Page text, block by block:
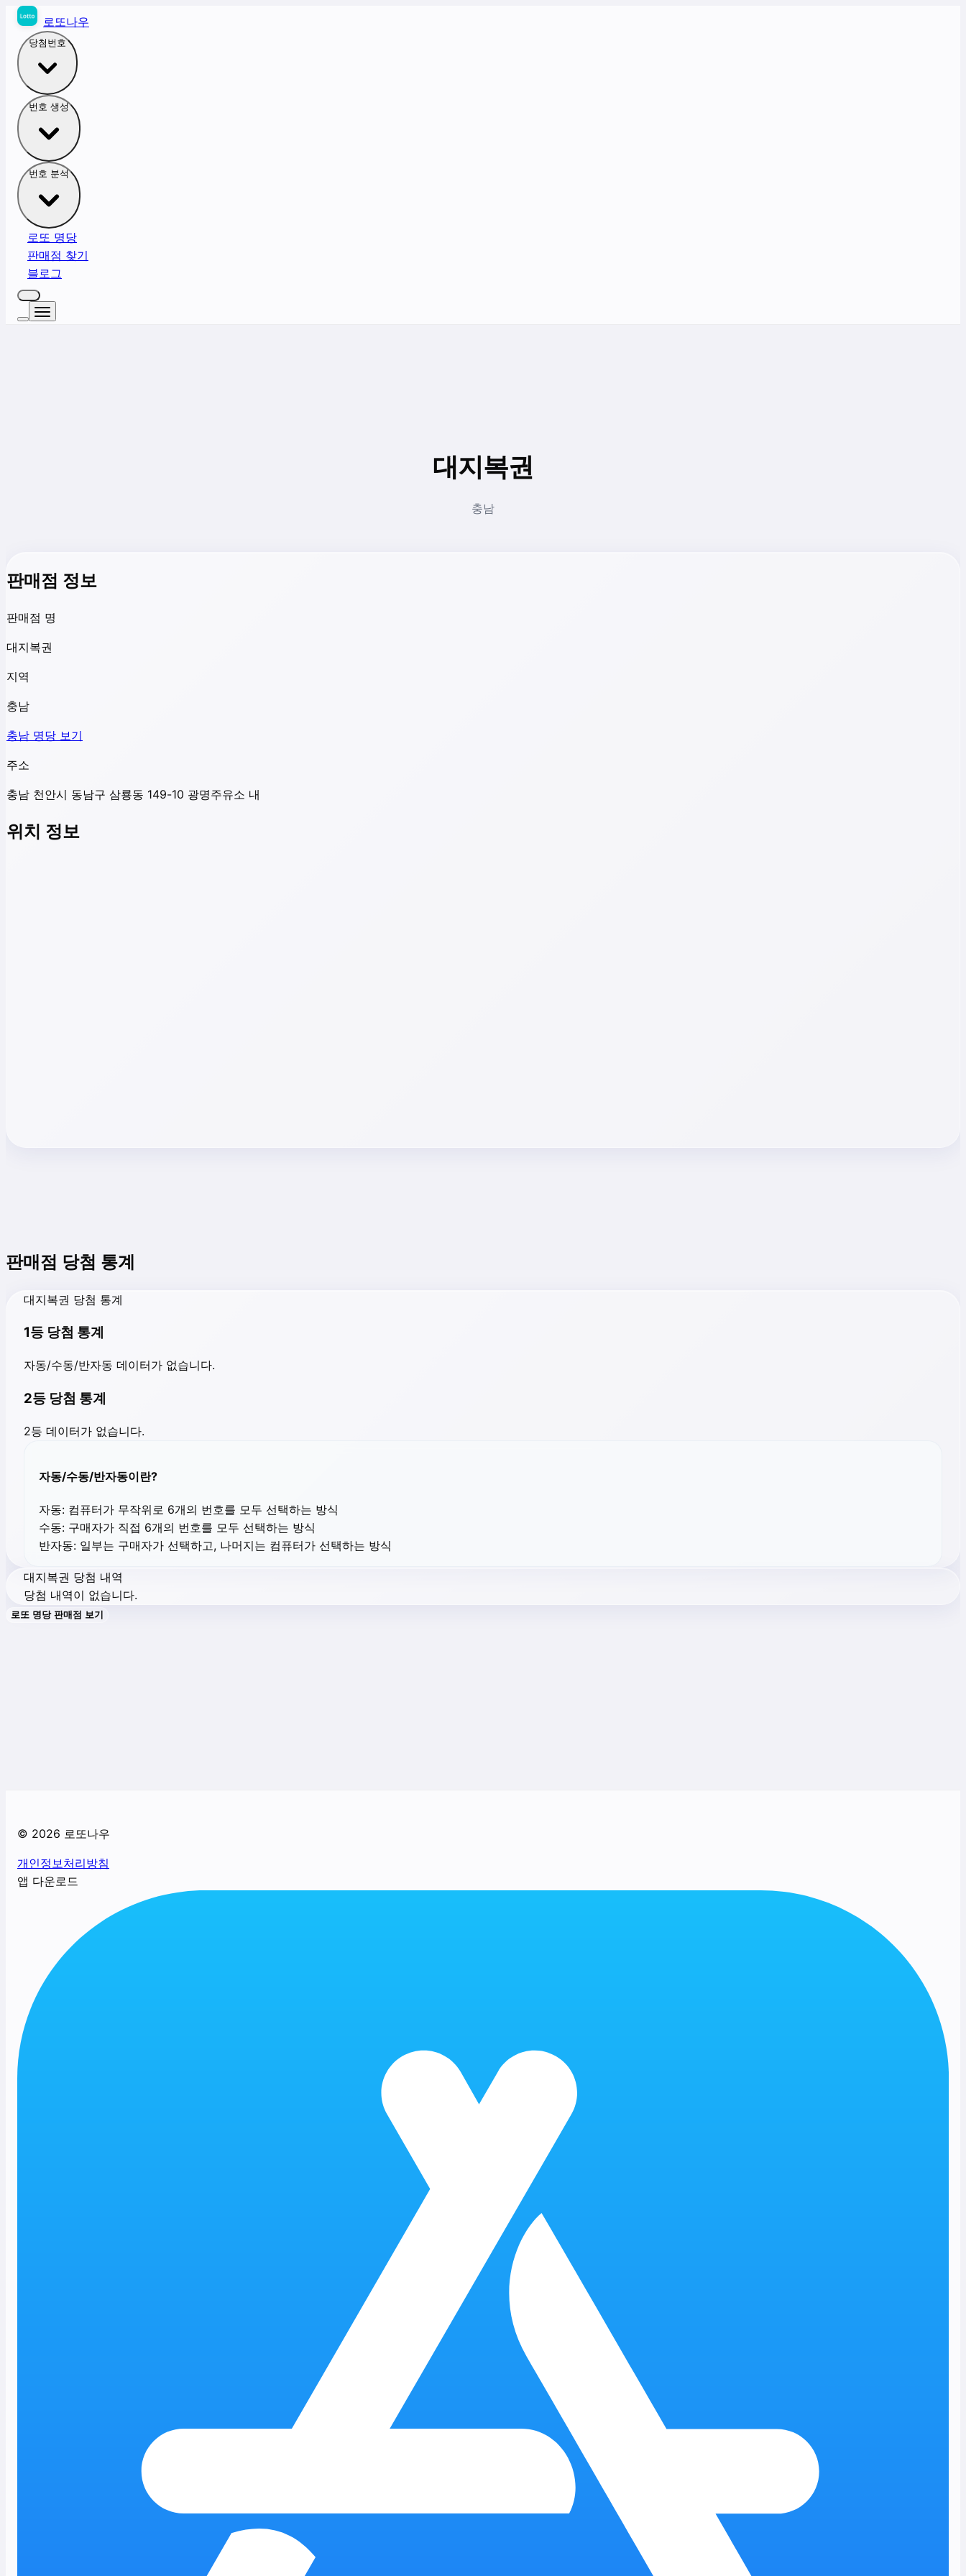
로또나우
당첨번호
번호 생성
번호 분석
로또 명당
판매점 찾기
블로그
대지복권
충남
판매점 정보
판매점 명
대지복권
지역
충남
충남 명당 보기
주소
충남 천안시 동남구 삼룡동 149-10 광명주유소 내
위치 정보
판매점 당첨 통계
대지복권 당첨 통계
1등 당첨 통계
자동/수동/반자동 데이터가 없습니다.
2등 당첨 통계
2등 데이터가 없습니다.
자동/수동/반자동이란?
자동: 컴퓨터가 무작위로 6개의 번호를 모두 선택하는 방식
수동: 구매자가 직접 6개의 번호를 모두 선택하는 방식
반자동: 일부는 구매자가 선택하고, 나머지는 컴퓨터가 선택하는 방식
대지복권 당첨 내역
당첨 내역이 없습니다.
로또 명당 판매점 보기
© 2026 로또나우
개인정보처리방침
앱 다운로드